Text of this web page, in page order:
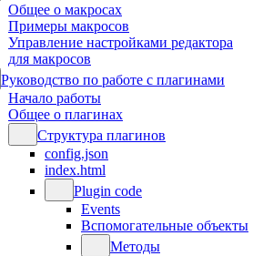
Общее о макросах
Примеры макросов
Управление настройками редактора
для макросов
Руководство по работе с плагинами
Начало работы
Общее о плагинах
Структура плагинов
config.json
index.html
Plugin code
Events
Вспомогательные объекты
Методы